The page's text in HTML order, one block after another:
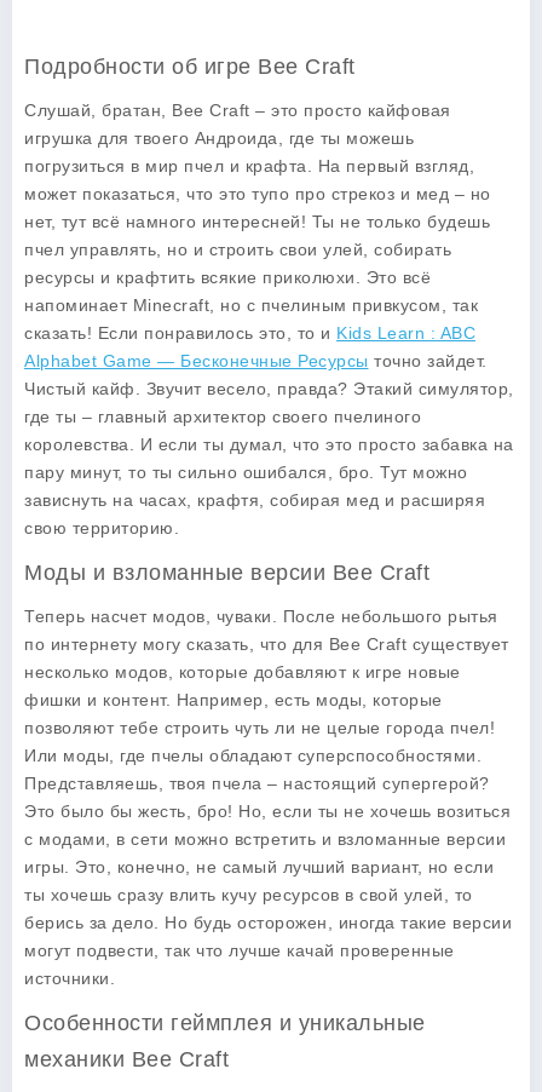
Подробности об игре Bee Craft
Слушай, братан, Bee Craft – это просто кайфовая
игрушка для твоего Андроида, где ты можешь
погрузиться в мир пчел и крафта. На первый взгляд,
может показаться, что это тупо про стрекоз и мед – но
нет, тут всё намного интересней! Ты не только будешь
пчел управлять, но и строить свои улей, собирать
ресурсы и крафтить всякие приколюхи. Это всё
напоминает Minecraft, но с пчелиным привкусом, так
сказать! Если понравилось это, то и Kids Learn : ABC
Alphabet Game — Бесконечные Ресурсы точно зайдет.
Чистый кайф. Звучит весело, правда? Этакий симулятор,
где ты – главный архитектор своего пчелиного
королевства. И если ты думал, что это просто забавка на
пару минут, то ты сильно ошибался, бро. Тут можно
зависнуть на часах, крафтя, собирая мед и расширяя
свою территорию.
Моды и взломанные версии Bee Craft
Теперь насчет модов, чуваки. После небольшого рытья
по интернету могу сказать, что для Bee Craft существует
несколько модов, которые добавляют к игре новые
фишки и контент. Например, есть моды, которые
позволяют тебе строить чуть ли не целые города пчел!
Или моды, где пчелы обладают суперспособностями.
Представляешь, твоя пчела – настоящий супергерой?
Это было бы жесть, бро! Но, если ты не хочешь возиться
с модами, в сети можно встретить и взломанные версии
игры. Это, конечно, не самый лучший вариант, но если
ты хочешь сразу влить кучу ресурсов в свой улей, то
берись за дело. Но будь осторожен, иногда такие версии
могут подвести, так что лучше качай проверенные
источники.
Особенности геймплея и уникальные
механики Bee Craft